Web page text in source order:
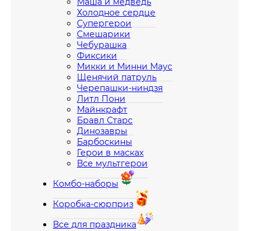
Холодное сердце
Супергерои
Смешарики
Чебурашка
Фиксики
Микки и Минни Маус
Щенячий патруль
Черепашки-ниндзя
Литл Пони
Майнкрафт
Бравл Старс
Динозавры
Барбоскины
Герои в масках
Все мультгерои
Комбо-наборы
Коробка-сюрприз
Все для праздника